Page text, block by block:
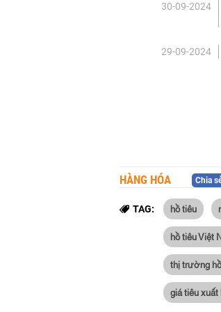
30-09-2024
29-09-2024
HÀNG HÓA Chia
TAG: hồ tiêu
hồ tiêu Việt
thị trường
giá tiêu xuất